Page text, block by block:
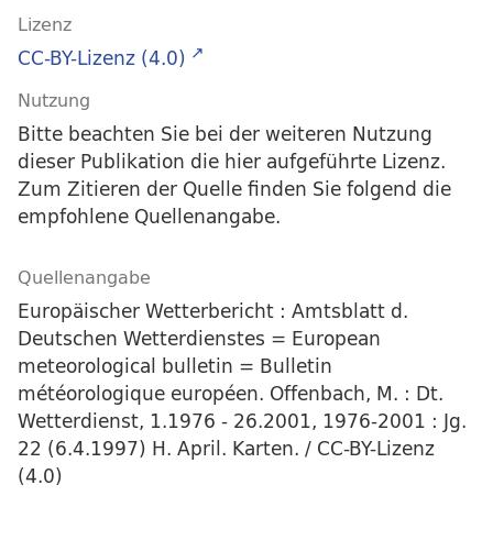
Lizenz
CC-BY-Lizenz (4.0)
Nutzung
Bitte beachten Sie bei der weiteren Nutzung
dieser Publikation die hier aufgeführte Lizenz.
Zum Zitieren der Quelle finden Sie folgend die
empfohlene Quellenangabe.
Quellenangabe
Europäischer Wetterbericht : Amtsblatt d.
Deutschen Wetterdienstes = European
meteorological bulletin = Bulletin
météorologique européen. Offenbach, M. : Dt.
Wetterdienst, 1.1976 - 26.2001, 1976-2001 : Jg.
22 (6.4.1997) H. April. Karten. / CC-BY-Lizenz
(4.0)